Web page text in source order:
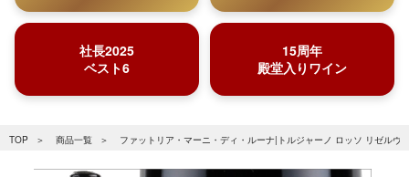
社長2025
ベスト6
15周年
殿堂入りワイン
TOP 商品一覧 ファットリア・マーニ・ディ・ルーナ|トルジャーノ ロッソ リゼルヴ